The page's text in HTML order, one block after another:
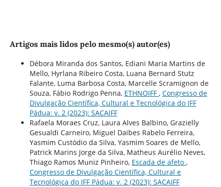
Artigos mais lidos pelo mesmo(s) autor(es)
Débora Miranda dos Santos, Ediani Maria Martins de
Mello, Hyrlana Ribeiro Costa, Luana Bernard Stutz
Falante, Luma Barbosa Costa, Marcelle Scramignon de
Souza, Fábio Rodrigo Penna, ETHNOIFF , Congresso de
Divulgação Científica, Cultural e Tecnológica do IFF
Pádua: v. 2 (2023): SACAIFF
Rafaela Moraes Cruz, Laura Alves Balbino, Grazielly
Gesualdi Carneiro, Miguel Daibes Rabelo Ferreira,
Yasmim Custódio da Silva, Yasmim Soares de Mello,
Patrick Marins Jorge da Silva, Matheus Aurélio Neves,
Thiago Ramos Muniz Pinheiro, Escada de afeto ,
Congresso de Divulgação Científica, Cultural e
Tecnológica do IFF Pádua: v. 2 (2023): SACAIFF